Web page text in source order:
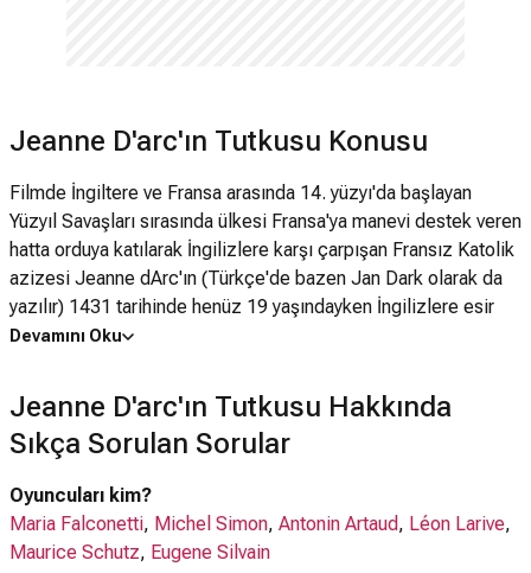
Jeanne D'arc'ın Tutkusu Konusu
Filmde İngiltere ve Fransa arasında 14. yüzyı'da başlayan
Yüzyıl Savaşları sırasında ülkesi Fransa'ya manevi destek veren
hatta orduya katılarak İngilizlere karşı çarpışan Fransız Katolik
azizesi Jeanne dArc'ın (Türkçe'de bazen Jan Dark olarak da
yazılır) 1431 tarihinde henüz 19 yaşındayken İngilizlere esir
düştükten sonra Tanrı ile konuştuğunu ileri sürdüğü için kafirlik
yakılarak ölüme mahkum edilmesi anlatılmaktadır. Filmde
Jeanne d'Arc'ın bütün hayatı anlatılmaz, sadece yargılanması
ve ölüme mahkum edilmesi gözler önüne serilir. Dreyer
zaten film Fransız Milli Müzesi'nde korunan mahkeme
kayıtlarına ve tutulan günlüklere dayandırılarak yapılmıştır.
Devamını Oku
Jeanne D'arc'ın Tutkusu Hakkında
Sıkça Sorulan Sorular
Oyuncuları kim?
Maria Falconetti, Michel Simon, Antonin Artaud, Léon Larive,
Maurice Schutz, Eugene Silvain